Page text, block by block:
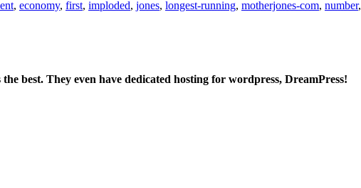
, economy, first, imploded, jones, longest-running, motherjones-com, number,
best. They even have dedicated hosting for wordpress, DreamPress!